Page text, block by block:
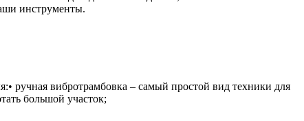
инструменты.
ручная вибротрамбовка – самый простой вид техники для
большой участок;